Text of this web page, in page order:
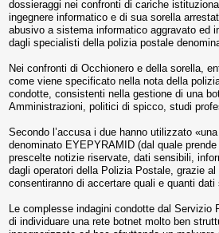
dossieraggi nei confronti di cariche
ingegnere informatico e di sua sorella
abusivo a sistema informatico aggravato ed
dagli specialisti della polizia postale
Nei confronti di Occhionero e della sorella,
come viene specificato nella nota della
condotte, consistenti nella gestione di una
Amministrazioni, politici di spicco, studi
Secondo l’accusa i due hanno utilizzato
denominato EYEPYRAMID (dal quale
prescelte notizie riservate, dati sensibili,
dagli operatori della Polizia Postale, grazie
consentiranno di accertare quali e quanti
Le complesse indagini condotte dal
di individuare una rete botnet molto ben